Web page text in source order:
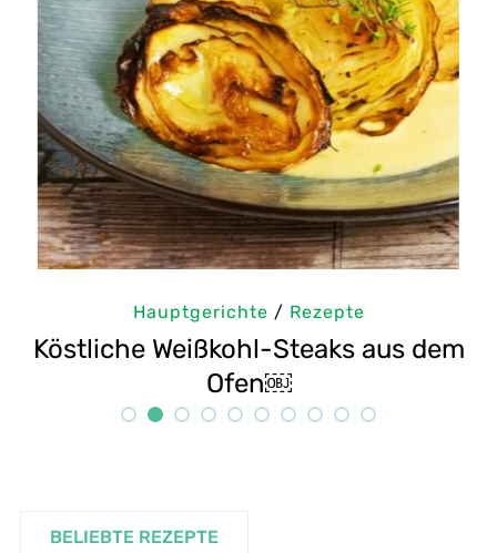
dem
Hauptgerichte/Rezepte
Selbstgemachte Tahini:
Rezept
BELIEBTE REZEPTE